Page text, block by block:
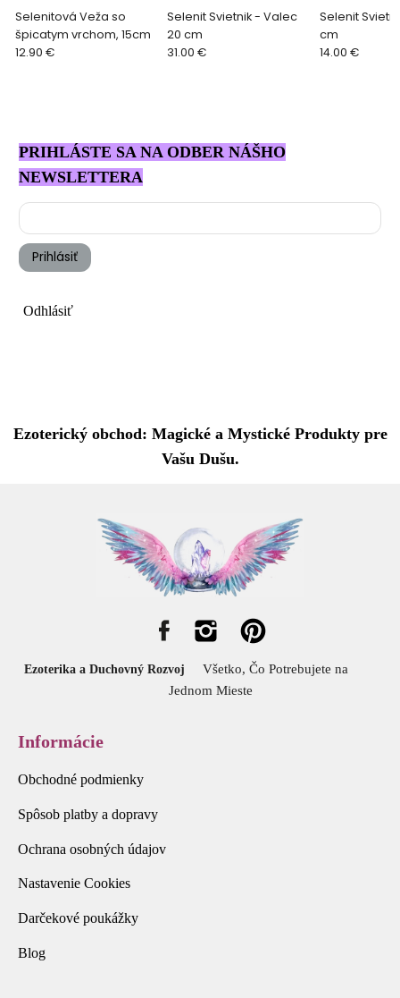
Selenitová Veža so
špicatym vrchom, 15cm
12.90 €
Selenit Svietnik - Valec
20 cm
31.00 €
Selenit
cm
14.00 €
PRIHLÁSTE SA NA ODBER NÁŠHO
NEWSLETTERA
Prihlásiť
Odhlásiť
Ezoterický obchod: Magické a Mystické Produkty pre
Vašu Dušu.
Ezoterika a Duchovný Rozvoj
Všetko, Čo Potrebujete na
Jednom Mieste
Informácie
Obchodné podmienky
Spôsob platby a dopravy
Ochrana osobných údajov
Nastavenie Cookies
Darčekové poukážky
Blog